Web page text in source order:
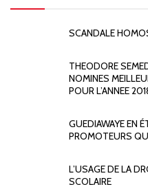
SCANDALE
THEODORE
NOMINES
POUR L’ANNEE
GUEDIAWAYE EN
PROMOTEURS
L’USAGE DE LA
SCOLAIRE